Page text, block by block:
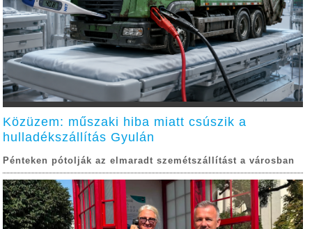
Közüzem: műszaki hiba miatt csúszik a
hulladékszállítás Gyulán
Pénteken pótolják az elmaradt szemétszállítást a városban